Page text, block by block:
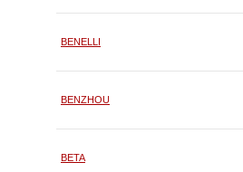
BENELLI
BENZHOU
BETA